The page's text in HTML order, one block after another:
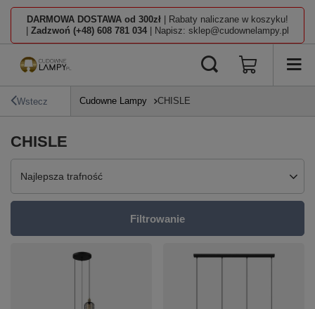
DARMOWA DOSTAWA od 300zł | Rabaty naliczane w koszyku!
Zadzwoń (+48) 608 781 034 | Napisz: sklep@cudownelampy.pl
Wstecz Cudowne Lampy CHISLE
CHISLE
Zmień sortowanie
Najlepsza trafność
Filtrowanie